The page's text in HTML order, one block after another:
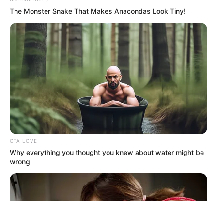
The Monster Snake That Makes Anacondas Look Tiny!
CTA LOVE
Why everything you thought you knew about water might be
wrong